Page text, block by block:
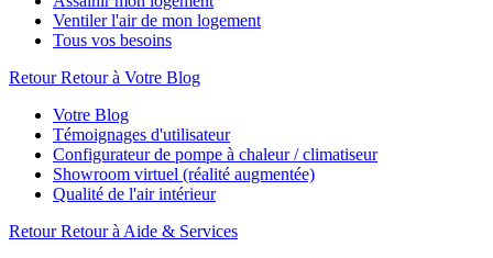
Ventiler l'air de mon logement
Tous vos besoins
Retour Retour à Votre Blog
Votre Blog
Témoignages d'utilisateur
Configurateur de pompe à chaleur / climatiseur
Showroom virtuel (réalité augmentée)
Qualité de l'air intérieur
Retour Retour à Aide & Services